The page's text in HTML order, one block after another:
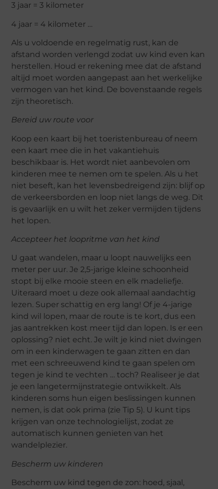
3 jaar = 3 kilometer
4 jaar = 4 kilometer …
Als u voldoende en regelmatig rust, kan de
afstand worden verlengd zodat uw kind even kan
herstellen. Houd er rekening mee dat de afstand
altijd moet worden aangepast aan het werkelijke
vermogen van het kind. De bovenstaande regels
zijn theoretisch.
Bereid uw route voor
Koop een kaart bij het toeristenbureau of neem
een ​​kaart mee die in het vakantiehuis
beschikbaar is. Het wordt niet aanbevolen om
kinderen mee te nemen om te spelen. Als u het
niet beseft, kan het levensbedreigend zijn: blijf op
de verkeersborden en loop niet langs de weg. Dit
is gevaarlijk en u wilt het zeker vermijden tijdens
het lopen.
Accepteer het loopritme van het kind
U gaat wandelen, maar u loopt nauwelijks een
meter per uur. Je 2,5-jarige kleine schoonheid
stopt bij elke mooie steen en elk madeliefje.
Uiteraard moet u deze ook allemaal aandachtig
lezen. Super schattig en erg lang! Of je 4-jarige
kind wil lopen, maar de route is te kort, dus een
jas aantrekken kost meer tijd dan lopen. Is er een
oplossing? niet echt. Je wilt je kind niet dwingen
om in een kinderwagen te gaan zitten en dan
met een schreeuwend kind te gaan spelen om
tegen je kind te vechten … toch? Realiseer je dat
je een langetermijnstrategie ontwikkelt. Als
kinderen soms hun eigen beslissingen kunnen
nemen, is dat ook prima (zie Tip 5). U kunt tips
krijgen van onze technologielijst, zodat ze
automatisch kunnen genieten van het
wandelplezier.
Bescherm uw kinderen
Bescherm uw kind tegen de zon: hoed, sjaal,